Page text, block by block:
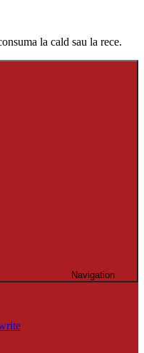
la cald sau la rece.
Navigation